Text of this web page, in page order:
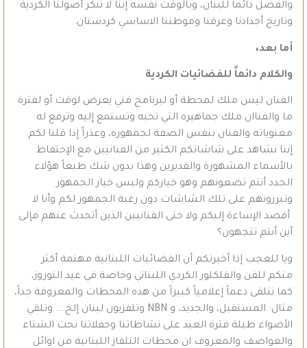
والفضل دائماً للبنان، وبالوقت نفسه إننا لا ننكر أصولنا الكردية
وتاريخ أجدادنا وعرقنا وموطننا الاساسي كردستان.
أما بعد،
والكلام دائماً للفضائيات الكردية
الفنان ليس ملك لمحطة أو لبرنامج فني يعرض لوقت أو لفترة
ما والفناان ملك جماهيره التي تحبه وتستمع إليه وترفع له
معنوياته والفنان بنفس الصفة لجمهوره، وعذراً إذا قلنا لكم
إننا نشاهد على شاشاتكم الكثير من الفنانيين مع الإحتفاظ
بالأسماء المشهورة والقديرين وهذا بدون شك طبعاً هؤلاء
الجدد أنتم تضعونهم وهو خياركم وليس خيار الجمهور
وتبرزونهم على تلك الشاشات دون رغبة الجمهور لكم وأنا لا
أقصد الإساءة إليكم ولا حتى الفنانيين الذين أتحدث عنهم فإلى
أين أنتم تتجهون؟
ويا للعجب إذا أخبرتكم أن الفضائيات اللبنانية مهتمة أكثر
منكم للفن والفلكلور الكردي اللبناني وخاصة في عيد النوروز،
كما نتلقى دعماً إعلامياً كبيراً من هذه المحطات والمعروفة جداً،
مثال: المستقبل، والجديد، و NBN وتلفزيون لبنان إلخ…. وتلقي
الأضواء طيلة فترة العيد على نشاطاتنا وحفلاتنا تحت الشتاء
والعواصف والمعروف ان محطات التلفاز اللبنانية من اوائل